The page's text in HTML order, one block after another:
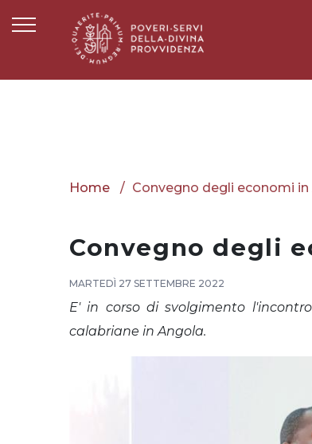
Home Convegno degli economi in
Convegno degli
MARTEDÌ 27 SETTEMBRE 2022
E' in corso di svolgimento
calabriane in Angola.